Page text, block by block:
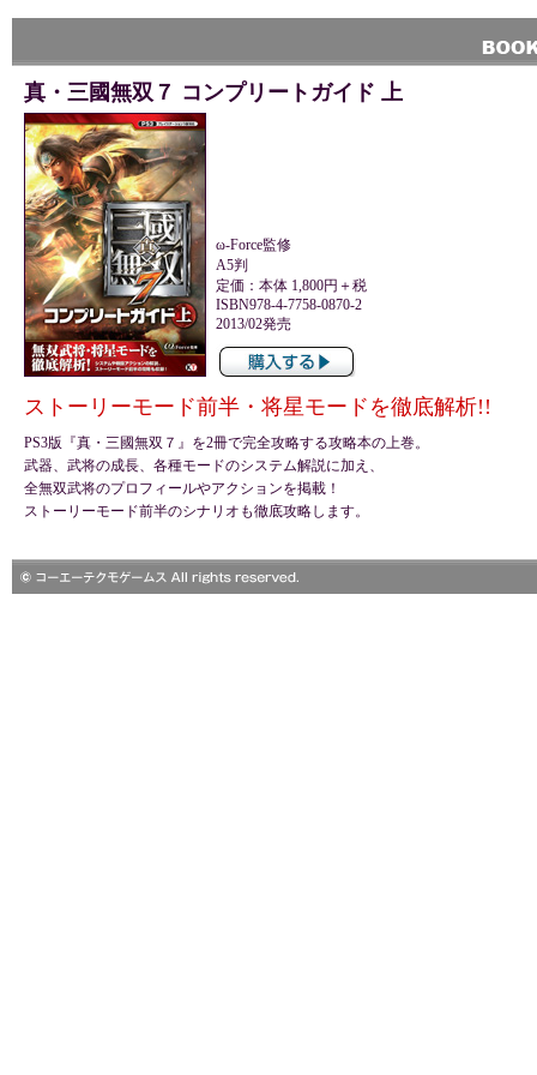
真・三國無双７ コンプリートガイド 上
ω-Force監修
A5判
定価：本体 1,800円＋税
ISBN978-4-7758-0870-2
2013/02発売
ストーリーモード前半・将星モードを徹底解析!!
PS3版『真・三國無双７』を2冊で完全攻略する攻略本の上巻。
武器、武将の成長、各種モードのシステム解説に加え、
全無双武将のプロフィールやアクションを掲載！
ストーリーモード前半のシナリオも徹底攻略します。